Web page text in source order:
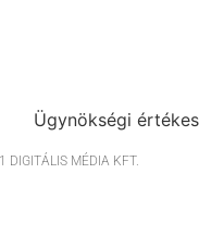
Ügynökségi
DIGITÁLIS MÉDIA KFT.